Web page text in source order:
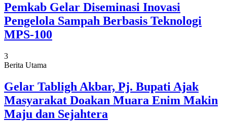
Pemkab Gelar Diseminasi Inovasi
Pengelola Sampah Berbasis Teknologi
MPS-100
3
Berita Utama
Gelar Tabligh Akbar, Pj. Bupati Ajak
Masyarakat Doakan Muara Enim Makin
Maju dan Sejahtera